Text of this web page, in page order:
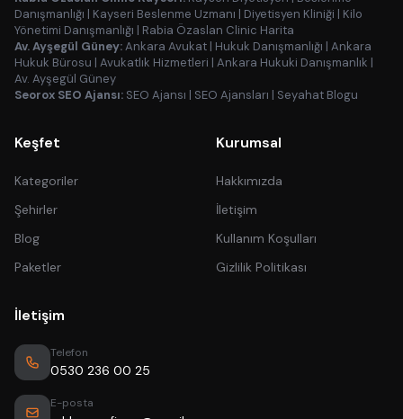
Danışmanlığı | Kayseri Beslenme Uzmanı | Diyetisyen Kliniği | Kilo
Yönetimi Danışmanlığı | Rabia Özaslan Clinic Harita
Av. Ayşegül Güney:Ankara Avukat | Hukuk Danışmanlığı | Ankara
Hukuk Bürosu | Avukatlık Hizmetleri | Ankara Hukuki Danışmanlık |
Av. Ayşegül Güney
Seorox SEO Ajansı: SEO Ajansı | SEO Ajansları | Seyahat Blogu
Keşfet
Kategoriler
Şehirler
Blog
Paketler
Kurumsal
Hakkımızda
İletişim
Kullanım Koşulları
Gizlilik Politikası
İletişim
Telefon
0530 236 00 25
E-posta